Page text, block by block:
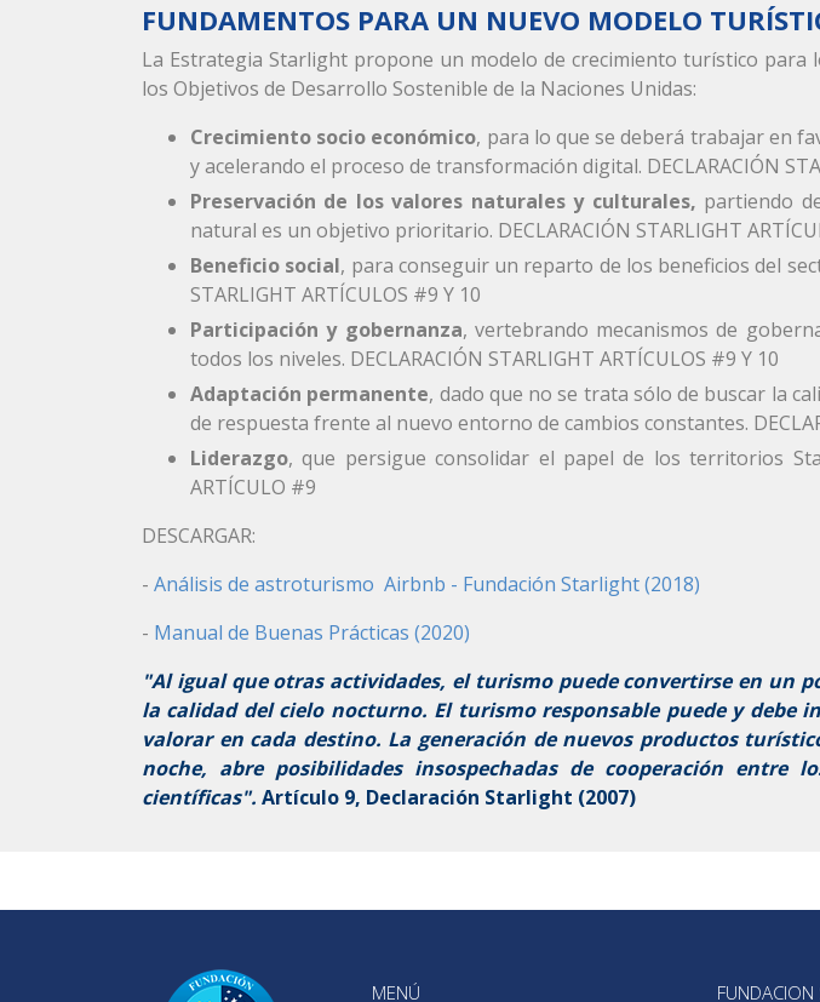
FUNDAMENTOS PARA UN NUEVO MODELO
La Estrategia Starlight propone un modelo de crecimiento turístico
los Objetivos de Desarrollo Sostenible de la Naciones Unidas:
Crecimiento socio económico, para lo que se deberá trabajar en
y acelerando el proceso de transformación digital. DECLARACIÓN
Preservación de los valores naturales y culturales, partiendo
natural es un objetivo prioritario. DECLARACIÓN STARLIGHT
Beneficio social, para conseguir un reparto de los beneficios del
STARLIGHT ARTÍCULOS #9 Y 10
Participación y gobernanza, vertebrando mecanismos de
todos los niveles. DECLARACIÓN STARLIGHT ARTÍCULOS #9 Y 10
Adaptación permanente, dado que no se trata sólo de buscar la
de respuesta frente al nuevo entorno de cambios constantes.
Liderazgo, que persigue consolidar el papel de los territorios
ARTÍCULO #9
DESCARGAR:
- Análisis de astroturismo Airbnb - Fundación Starlight (2018)
- Manual de Buenas Prácticas (2020)
"Al igual que otras actividades, el turismo puede convertirse en un
la calidad del cielo nocturno. El turismo responsable puede y
valorar en cada destino. La generación de nuevos productos
noche, abre posibilidades insospechadas de cooperación
científicas". Artículo 9, Declaración Starlight (2007)
MENÚ FUNDACION